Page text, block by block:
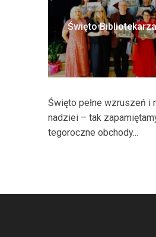
Święto
Święto pełne wzruszeń i
nadziei – tak
tegoroczne obchody...